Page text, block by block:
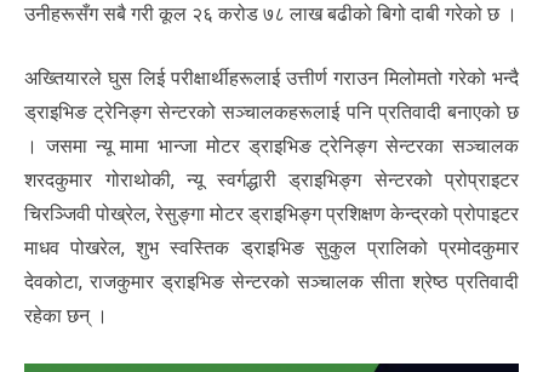
उनीहरूसँग सबै गरी कूल २६ करोड ७८ लाख बढीको बिगो दाबी गरेको छ ।
अख्तियारले घुस लिई परीक्षार्थीहरूलाई उत्तीर्ण गराउन मिलोमतो गरेको भन्दै
ड्राइभिङ ट्रेनिङ्ग सेन्टरको सञ्चालकहरूलाई पनि प्रतिवादी बनाएको छ
। जसमा न्यू मामा भान्जा मोटर ड्राइभिङ ट्रेनिङ्ग सेन्टरका सञ्चालक
शरदकुमार गोराथोकी, न्यू स्वर्गद्धारी ड्राइभिङ्ग सेन्टरको प्रोप्राइटर
चिरञ्जिवी पोख्रेल, रेसुङ्गा मोटर ड्राइभिङ्ग प्रशिक्षण केन्द्रको प्रोपाइटर
माधव पोखरेल, शुभ स्वस्तिक ड्राइभिङ सुकुल प्रालिको प्रमोदकुमार
देवकोटा, राजकुमार ड्राइभिङ सेन्टरको सञ्चालक सीता श्रेष्ठ प्रतिवादी
रहेका छन् ।